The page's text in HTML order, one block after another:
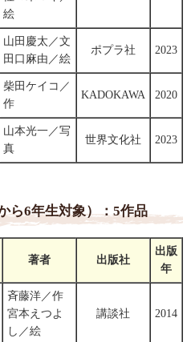
絵
山田慶太／文
田口麻由／絵
ポプラ社 2023
柴田ケイコ／
作
KADOKAWA 2020
山本光一／写
真
世界文化社 2023
ら6年生対象）：5作品
著者 出版社
出版
年
斉藤洋／作
宮本えつよ
し／絵
講談社 2014